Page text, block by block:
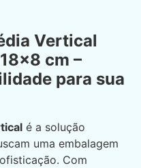
Vertical
cm –
para sua
é a solução
uma embalagem
Com